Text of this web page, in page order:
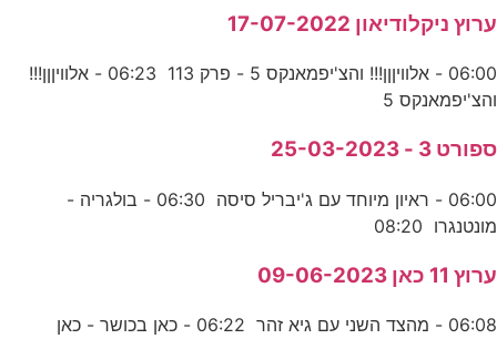
ערוץ ניקלודיאון 17-07-2022
06:00 - אלוויןןן!!! והצ'יפמאנקס 5 - פרק 113 06:23 - אלוויןןן!!!
והצ'יפמאנקס 5
ספורט 3 - 25-03-2023
06:00 - ראיון מיוחד עם ג'יבריל סיסה 06:30 - בולגריה -
מונטנגרו 08:20
ערוץ 11 כאן 09-06-2023
06:08 - מהצד השני עם גיא זהר 06:22 - כאן בכושר - כאן